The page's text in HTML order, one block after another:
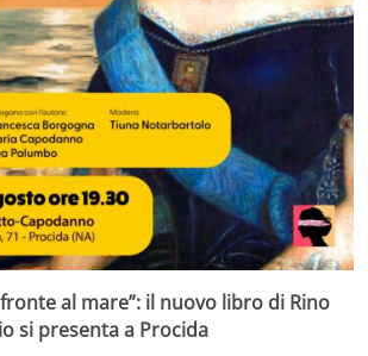
al mare”: il nuovo libro di Rino
si presenta a Procida